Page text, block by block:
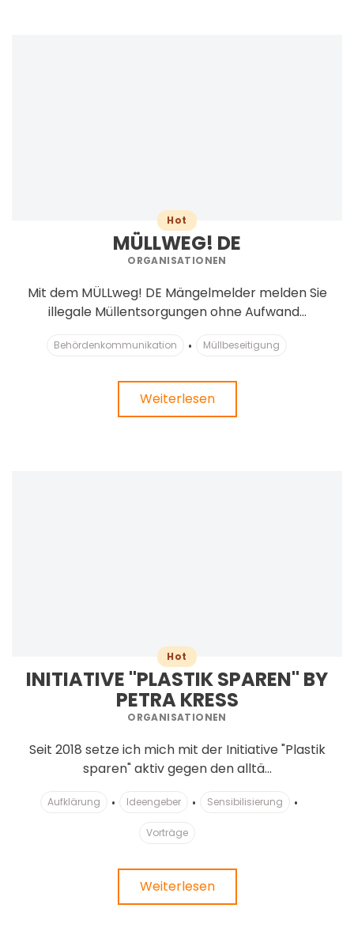
Hot
MÜLLWEG! DE
ORGANISATIONEN
Mit dem MÜLLweg! DE Mängelmelder melden Sie
illegale Müllentsorgungen ohne Aufwand...
Behördenkommunikation Müllbeseitigung
Weiterlesen
Hot
INITIATIVE "PLASTIK SPAREN" BY
PETRA KRESS
ORGANISATIONEN
Seit 2018 setze ich mich mit der Initiative "Plastik
sparen" aktiv gegen den alltä...
Aufklärung Ideengeber Sensibilisierung
Vorträge
Weiterlesen